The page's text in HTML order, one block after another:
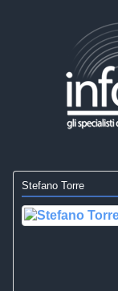
Stefano Torre